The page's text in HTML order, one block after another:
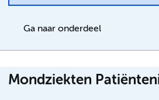
Ga naar onderdeel
Mondziekten